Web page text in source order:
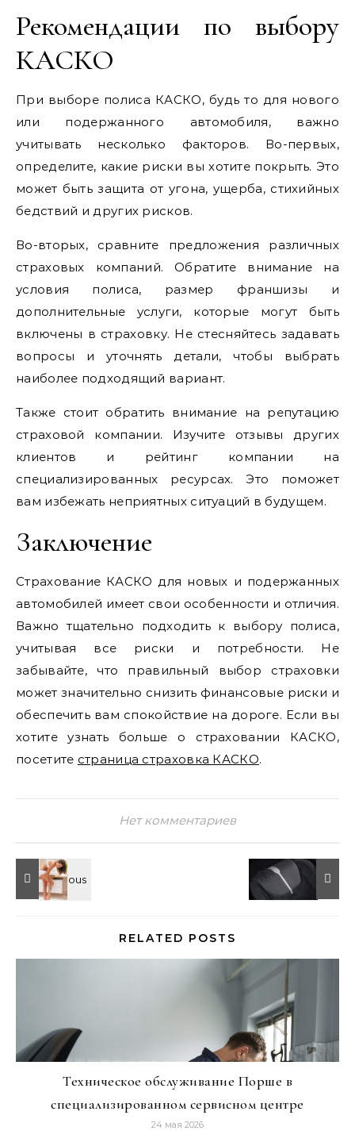
Рекомендации по выбору
КАСКО
При выборе полиса КАСКО, будь то для нового
или подержанного автомобиля, важно
учитывать несколько факторов. Во-первых,
определите, какие риски вы хотите покрыть. Это
может быть защита от угона, ущерба, стихийных
бедствий и других рисков.
Во-вторых, сравните предложения различных
страховых компаний. Обратите внимание на
условия полиса, размер франшизы и
дополнительные услуги, которые могут быть
включены в страховку. Не стесняйтесь задавать
вопросы и уточнять детали, чтобы выбрать
наиболее подходящий вариант.
Также стоит обратить внимание на репутацию
страховой компании. Изучите отзывы других
клиентов и рейтинг компании на
специализированных ресурсах. Это поможет
вам избежать неприятных ситуаций в будущем.
Заключение
Страхование КАСКО для новых и подержанных
автомобилей имеет свои особенности и отличия.
Важно тщательно подходить к выбору полиса,
учитывая все риски и потребности. Не
забывайте, что правильный выбор страховки
может значительно снизить финансовые риски и
обеспечить вам спокойствие на дороге. Если вы
хотите узнать больше о страховании КАСКО,
посетите страница страховка КАСКО.
Нет комментариев
RELATED POSTS
Техническое обслуживание Порше в
специализированном сервисном центре
24 мая 2026